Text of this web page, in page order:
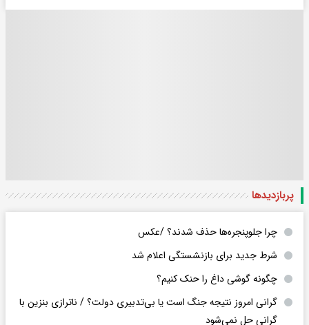
پربازدید‌ها
چرا جلوپنجره‌ها حذف شدند؟ /عکس
شرط جدید برای بازنشستگی اعلام شد
چگونه گوشی داغ را حنک کنیم؟
گرانی امروز نتیجه جنگ است یا بی‌تدبیری دولت؟ / ناترازی بنزین با
گرانی حل نمی‌شود